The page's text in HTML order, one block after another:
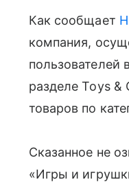
Как сообщает
компания,
пользователей
разделе Toys &
товаров по
Сказанное не
«Игры и